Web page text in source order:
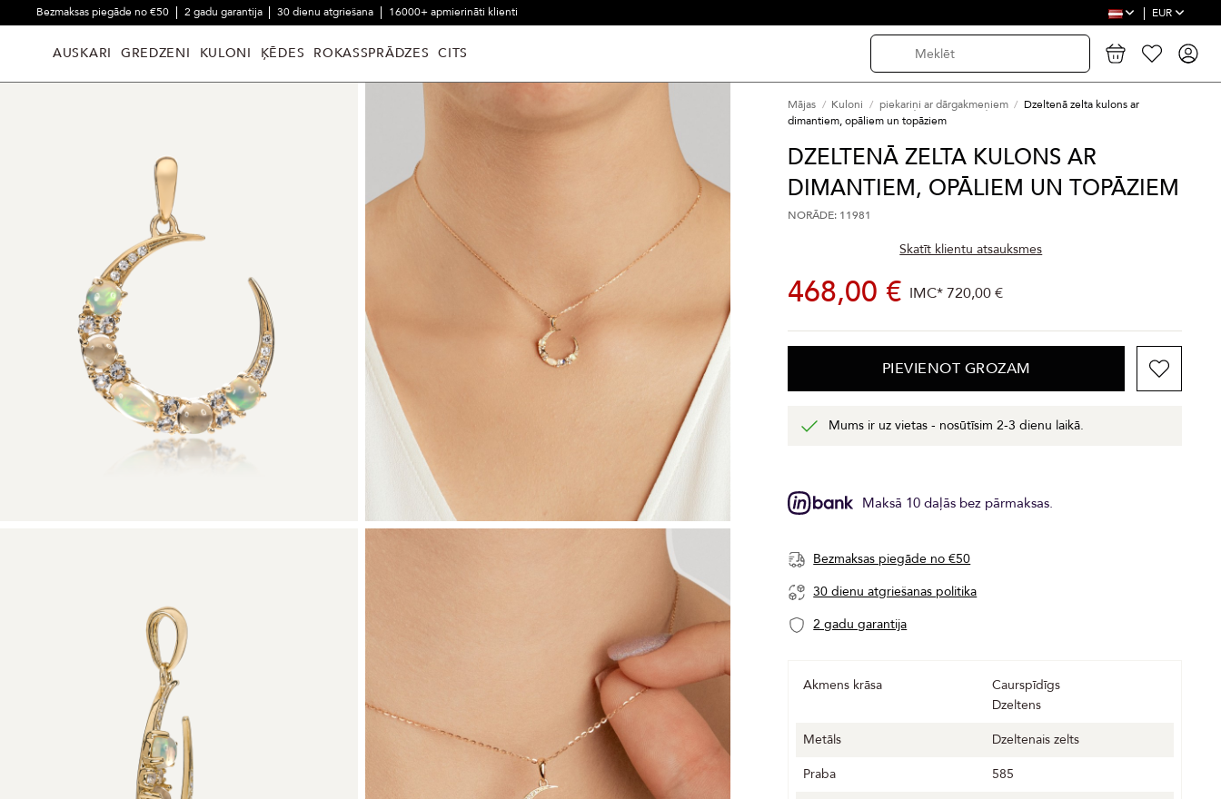
Bezmaksas piegāde no €50 2 gadu garantija 30 dienu atgriešana 16000+ apmierināti klienti EUR
AUSKARI GREDZENI KULONI ĶĒDES ROKASSPRĀDZES CITS
Mājas Kuloni piekariņi ar dārgakmeņiem
Dzeltenā zelta kulons ar
dimantiem, opāliem un topāziem
DZELTENĀ ZELTA KULONS AR
DIMANTIEM, OPĀLIEM UN TOPĀZIEM
NORĀDE: 11981
Skatīt klientu atsauksmes
468,00 € IMC*720,00 €
PIEVIENOT GROZAM
Mums ir uz vietas - nosūtīsim 2-3 dienu laikā.
Maksā 10 daļās bez pārmaksas.
Bezmaksas piegāde no €50
30 dienu atgriešanas politika
2 gadu garantija
Akmens krāsa
Caurspīdīgs
Dzeltens
Metāls
Dzeltenais zelts
Praba
585